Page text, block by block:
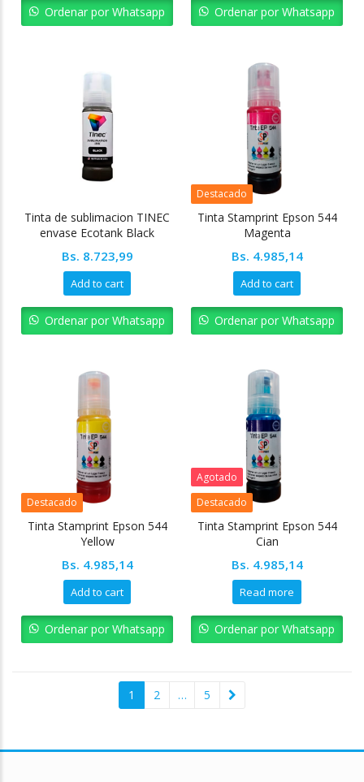
Ordenar por Whatsapp Ordenar por Whatsapp
Tinta de sublimacion TINEC
envase Ecotank Black
Bs. 8.723,99
Add to cart
Ordenar por Whatsapp
Destacado
Tinta Stamprint Epson 544
Magenta
Bs. 4.985,14
Add to cart
Ordenar por Whatsapp
Destacado
Tinta Stamprint Epson 544
Yellow
Bs. 4.985,14
Add to cart
Ordenar por Whatsapp
Agotado
Destacado
Tinta Stamprint Epson 544
Cian
Bs. 4.985,14
Read more
Ordenar por Whatsapp
1 2 … 5